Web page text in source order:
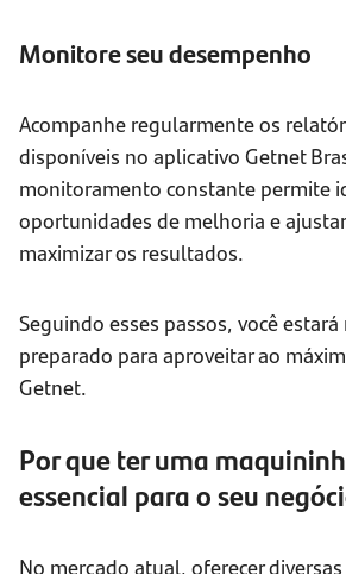
Monitore seu desempenho
Acompanhe regularmente os
disponíveis no aplicativo Getnet
monitoramento constante permite
oportunidades de melhoria e
maximizar os resultados.
Seguindo esses passos, você
preparado para aproveitar ao
Getnet.
Por que ter uma
essencial para o seu
No mercado atual, oferecer